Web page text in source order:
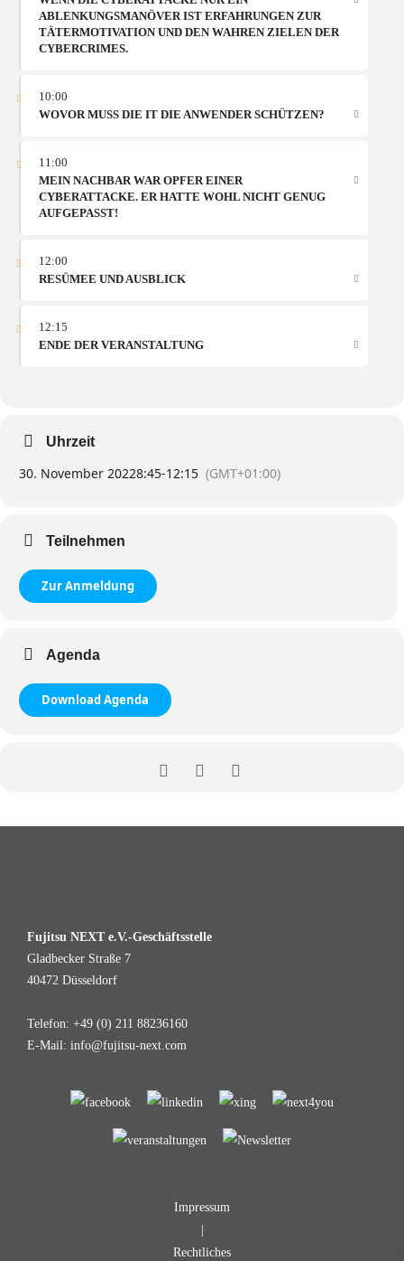
ABLENKUNGSMANÖVER IST ERFAHRUNGEN ZUR
TÄTERMOTIVATION UND DEN WAHREN ZIELEN DER
CYBERCRIMES.
10:00
WOVOR MUSS DIE IT DIE ANWENDER SCHÜTZEN?
11:00
MEIN NACHBAR WAR OPFER EINER
CYBERATTACKE. ER HATTE WOHL NICHT GENUG
AUFGEPASST!
12:00
RESÜMEE UND AUSBLICK
12:15
ENDE DER VERANSTALTUNG
Uhrzeit
30. November 20228:45-12:15 (GMT+01:00)
Teilnehmen
Zur Anmeldung
Agenda
Download Agenda
Fujitsu NEXT e.V.-Geschäftsstelle
Gladbecker Straße 7
40472 Düsseldorf
Telefon: +49 (0) 211 88236160
E-Mail: info@fujitsu-next.com
Impressum
Rechtliches